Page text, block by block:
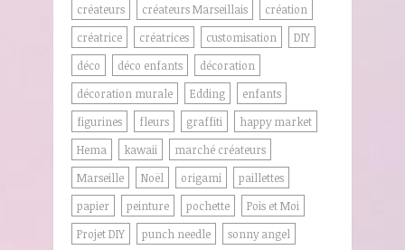
créateurs
créateurs Marseillais
création
créatrice
créatrices customisation
DIY
déco
déco enfants
décoration
décoration murale
Edding
enfants
figurines
fleurs graffiti
happy market
Hema
kawaii
marché créateurs
Marseille
Noël origami
paillettes
papier
peinture pochette
Pois et Moi
Projet DIY
punch needle sonny angel